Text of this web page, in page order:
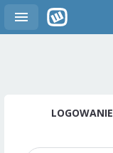
LOGOWANIE